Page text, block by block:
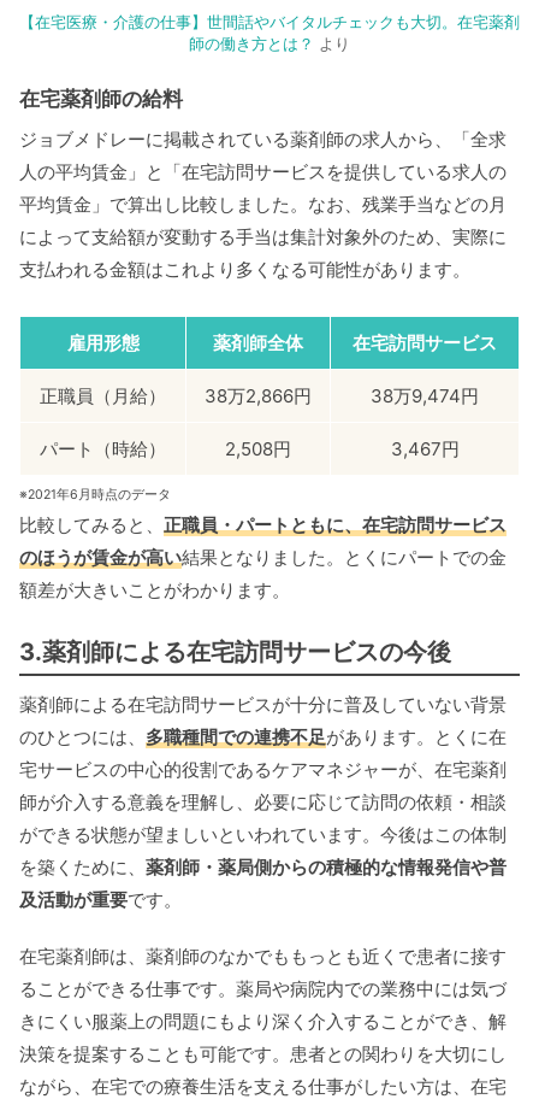
【在宅医療・介護の仕事】世間話やバイタルチェックも大切。在宅薬剤
師の働き方とは？ より
在宅薬剤師の給料
ジョブメドレーに掲載されている薬剤師の求人から、「全求
人の平均賃金」と「在宅訪問サービスを提供している求人の
平均賃金」で算出し比較しました。なお、残業手当などの月
によって支給額が変動する手当は集計対象外のため、実際に
支払われる金額はこれより多くなる可能性があります。
雇用形態 薬剤師全体 在宅訪問サービス
正職員（月給） 38万2,866円 38万9,474円
パート（時給） 2,508円 3,467円
※2021年6月時点のデータ
比較してみると、 正職員・パートともに、在宅訪問サービス
のほうが賃金が高い結果となりました。とくにパートでの金
額差が大きいことがわかります。
3.薬剤師による在宅訪問サービスの今後
薬剤師による在宅訪問サービスが十分に普及していない背景
のひとつには、 多職種間での連携不足があります。とくに在
宅サービスの中心的役割であるケアマネジャーが、在宅薬剤
師が介入する意義を理解し、必要に応じて訪問の依頼・相談
ができる状態が望ましいといわれています。今後はこの体制
を築くために、 薬剤師・薬局側からの積極的な情報発信や普
及活動が重要です。
在宅薬剤師は、薬剤師のなかでももっとも近くで患者に接す
ることができる仕事です。薬局や病院内での業務中には気づ
きにくい服薬上の問題にもより深く介入することができ、解
決策を提案することも可能です。患者との関わりを大切にし
ながら、在宅での療養生活を支える仕事がしたい方は、在宅